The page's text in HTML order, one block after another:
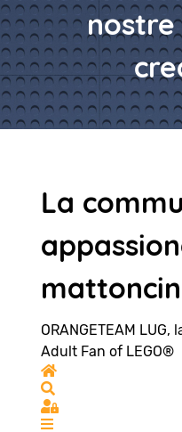
La
ORANGETEAM
Adult Fan of LEGO®
Home
Sign In